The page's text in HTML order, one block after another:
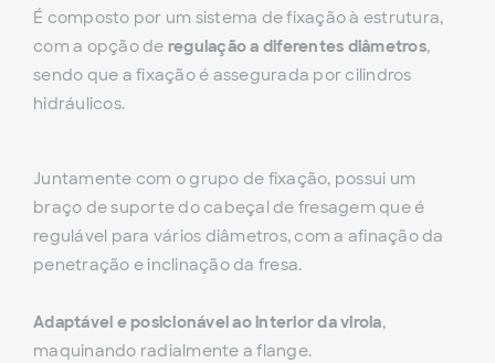
É composto por um sistema de fixação à estrutura,
com a opção de regulação a diferentes diâmetros,
sendo que a fixação é assegurada por cilindros
hidráulicos.
Juntamente com o grupo de fixação, possui um
braço de suporte do cabeçal de fresagem que é
regulável para vários diâmetros, com a afinação da
penetração e inclinação da fresa.
Adaptável e posicionável ao interior da virola,
maquinando radialmente a flange.